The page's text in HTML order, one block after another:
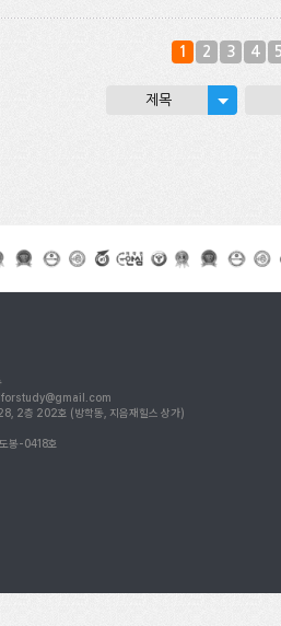
1 2 3 4
제목
2층 202호 (방학동, 지음재힐스 상가)
봉-0418호